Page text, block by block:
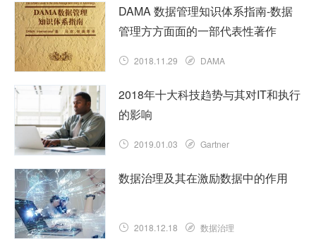
DAMA 数据管理知识体系指南-数据
管理方方面面的一部代表性著作
2018.11.29 DAMA
2018年十大科技趋势与其对IT和执行
的影响
2019.01.03 Gartner
数据治理及其在激励数据中的作用
2018.12.18 数据治理